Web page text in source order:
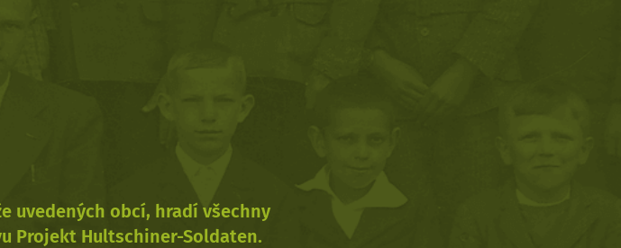
uvedených obcí, hradí všechny
Projekt Hultschiner-Soldaten.